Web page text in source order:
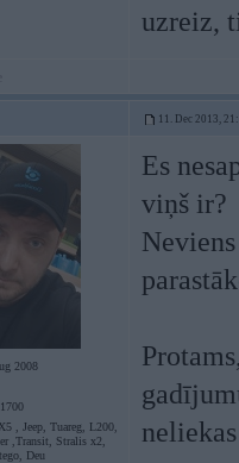
uzreiz,
11. Dec 2013,
2008
X5 , Jeep, Tuareg, L200,
,Transit, Stralis x2,
Deu
Es
viņš ir?